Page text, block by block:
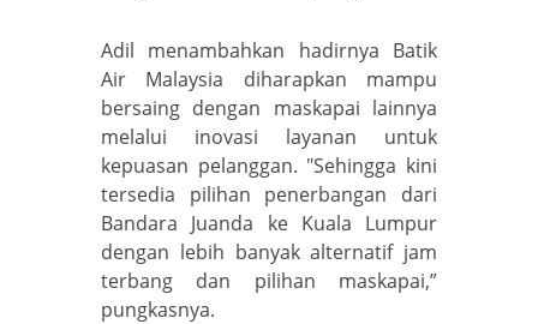
Adil menambahkan hadirnya Batik
Air Malaysia diharapkan mampu
bersaing dengan maskapai lainnya
melalui inovasi layanan untuk
kepuasan pelanggan. "Sehingga kini
tersedia pilihan penerbangan dari
Bandara Juanda ke Kuala Lumpur
dengan lebih banyak alternatif jam
terbang dan pilihan maskapai,”
pungkasnya.